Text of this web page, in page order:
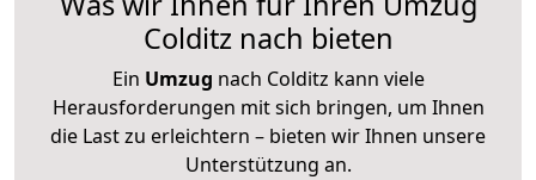
Colditz nach bieten
Ein Umzug nach Colditz kann viele
Herausforderungen mit sich bringen, um Ihnen
die Last zu erleichtern – bieten wir Ihnen unsere
Unterstützung an.